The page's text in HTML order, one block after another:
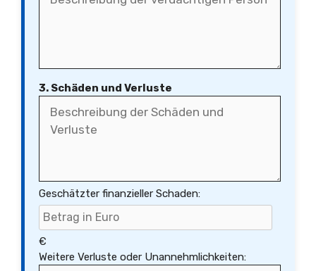
3. Schäden und Verluste
Geschätzter finanzieller Schaden:
€
Weitere Verluste oder Unannehmlichkeiten: